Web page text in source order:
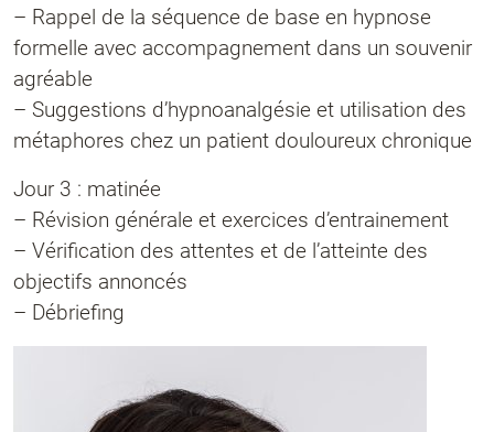
– Rappel de la séquence de base en hypnose
formelle avec accompagnement dans un souvenir
agréable
– Suggestions d’hypnoanalgésie et utilisation des
métaphores chez un patient douloureux chronique
Jour 3 : matinée
– Révision générale et exercices d’entrainement
– Vérification des attentes et de l’atteinte des
objectifs annoncés
– Débriefing